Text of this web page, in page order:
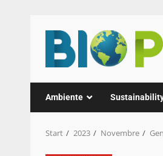
Inhalt
springen
Ambiente
Start 2023 Novembre